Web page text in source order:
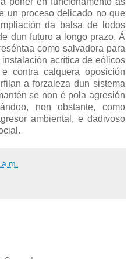
un proceso delicado no que
da balsa de lodos
dun futuro a longo prazo. Á
como salvadora para
acrítica de eólicos
contra calquera oposición
a forzaleza dun sistema
se non é pola agresión
non obstante, como
ambiental, e dadivoso